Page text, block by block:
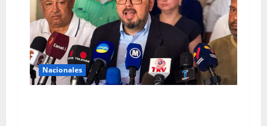
Nacionales